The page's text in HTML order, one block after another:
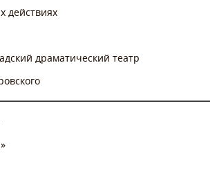
действиях
драматический театр